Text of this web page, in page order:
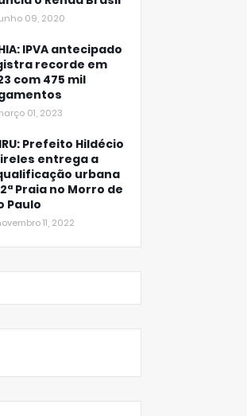
09, 2020
IPVA antecipado
recorde em
com 475 mil
01, 2023
Prefeito Hildécio
entrega a
urbana
Praia no Morro de
Paulo
11, 2022